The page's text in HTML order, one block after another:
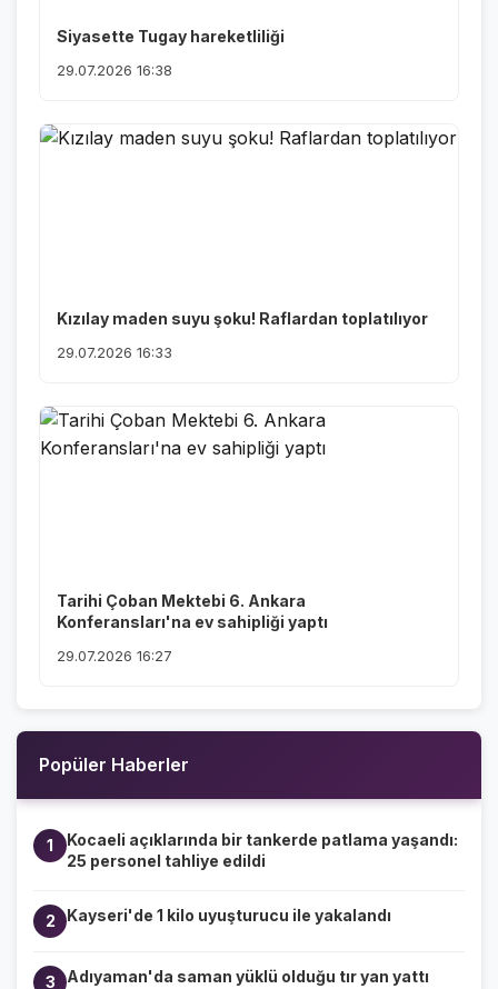
Siyasette Tugay hareketliliği
29.07.2026 16:38
Kızılay maden suyu şoku! Raflardan toplatılıyor
29.07.2026 16:33
Tarihi Çoban Mektebi 6. Ankara
Konferansları'na ev sahipliği yaptı
29.07.2026 16:27
Popüler Haberler
1
Kocaeli açıklarında bir tankerde patlama yaşandı:
25 personel tahliye edildi
2 Kayseri'de 1 kilo uyuşturucu ile yakalandı
3 Adıyaman'da saman yüklü olduğu tır yan yattı